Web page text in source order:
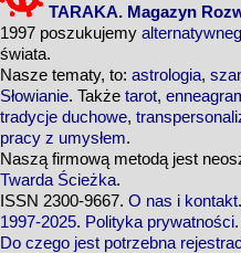
TARAKA. Magazyn
1997 poszukujemy
świata.
Nasze tematy, to: astrologia,
Słowianie. Także tarot,
tradycje duchowe,
pracy z umysłem.
Naszą firmową metodą jest
Twarda Ścieżka.
ISSN 2300-9667. O nas i kontakt.
1997-2025. Polityka prywatności.
Do czego jest potrzebna